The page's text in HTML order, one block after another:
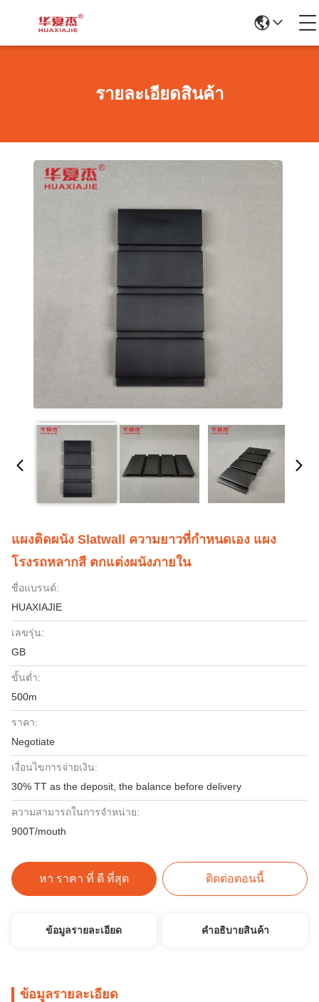
รายละเอียดสินค้า
แผงติดผนัง Slatwall ความยาวที่กำหนดเอง แผง
โรงรถหลากสี ตกแต่งผนังภายใน
ชื่อแบรนด์:
HUAXIAJIE
เลขรุ่น:
GB
ขั้นต่ำ:
500m
ราคา:
Negotiate
เงื่อนไขการจ่ายเงิน:
30% TT as the deposit, the balance before delivery
ความสามารถในการจําหน่าย:
900T/mouth
หา ราคา ที่ ดี ที่สุด ติดต่อตอนนี้
ข้อมูลรายละเอียด คําอธิบายสินค้า
ข้อมูลรายละเอียด